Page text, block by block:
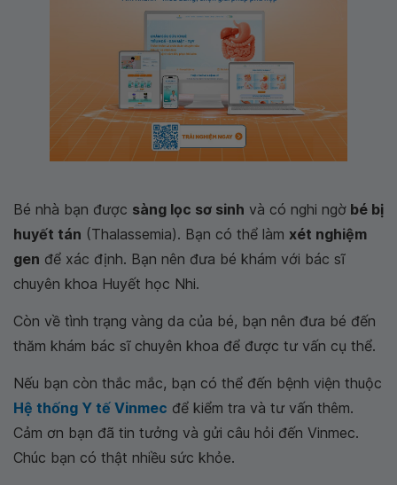
Bé nhà bạn được sàng lọc sơ sinh và có nghi ngờ bé bị
huyết tán (Thalassemia). Bạn có thể làm xét nghiệm
gen để xác định. Bạn nên đưa bé khám với bác sĩ
chuyên khoa Huyết học Nhi.
Còn về tình trạng vàng da của bé, bạn nên đưa bé đến
thăm khám bác sĩ chuyên khoa để được tư vấn cụ thể.
Nếu bạn còn thắc mắc, bạn có thể đến bệnh viện thuộc
Hệ thống Y tế Vinmec để kiểm tra và tư vấn thêm.
Cảm ơn bạn đã tin tưởng và gửi câu hỏi đến Vinmec.
Chúc bạn có thật nhiều sức khỏe.